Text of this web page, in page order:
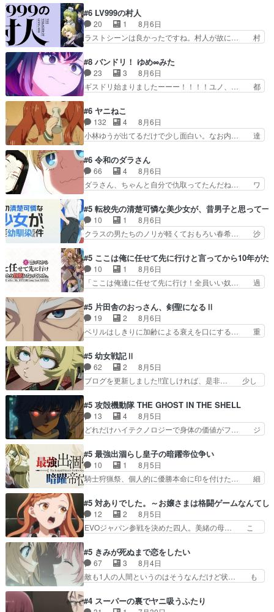
ツアー編！どっちが悪かよく… よく見ないと気付
けない2つのエピソードに… カムイとドライブに
出かけたシヅカは、ズブ…
らえた最初の一冊お客にプロポーズ… 遅れて5
話，コミティア前哨戦ですが，ここ… 「同情は創
作の敵」いい言葉だ。でも応援す… 東京で開かれ
る即売会に行って自分たちの本… 一冊売る事の苦
けはったねー編集さん。同… 自分の妄想を買って
くれる人がいるというも… 初めて自分の漫画が売
れた時の感動、懐かし…
#6 LV999の村人
20 1
8月6日
ラストシーンは良かったですね。村人が故に… 村
スと10年後に結婚の約束をした鏡ずっ… カジノ
スタッフ募集するも集まらない更に追… 王命でク
ルルの監視をすることになったデビ… 最強の村
人・鏡との出会いで少しは変わった… やはり何か
への恨みは根深そうやね姫を舐… 新キャラが登場
早々変態扱いされてる件。タ… まだまだお元気そ
うなお声で……不意打ち過…
#8 バンドリ！ ゆめ∞みた
23 3
8月6日
ギスドリ始まりましたーーー！！！！ユノ、… 都
復を見守っていかないと、ですね！！み… 開幕聞
き取りスタッフに定治いなかった？ま… ののちゃ
んのお手当てはお節介だったりする… ビオラの立
ち回り害悪すぎるお近づきの印が… ・律っちゃん
一難、律がビオラの呪縛から… 「私はあなたが嫌
いなんです」「バンドやめ… 何が起きているの
か！？次週、みゅーたいぷ…
#6 ヤニねこ
132 4
8月6日
小林ゆうが出てるだけで少し面白い。なお内… 達
マドンってなんなん！？人見知りっぽい… なんな
ら下ネタ0じゃなかったかこんな回が… 他のエピ
ソードに対してマイルドな回だった… 今回はだい
ぶある程度抑えてる？w感じな気… アルねこ、そ
ていたゴキブリ死んでるGP… アルねこ危険です
よね。健康的な面で··江… 酔い潰れ行き着いた江
ノ島で、朝日を眺めな…
#6 令和のダラさん
66 4
8月6日
ダラさん、ちゃんと自分で仇取ってたんだね… ワ
ットに憧れてビーム撃ちたいと…そうい… 余りに
も凄惨なダラさんの過去ダラさんの６… 過去編は
これで一区切りかなギャグも面白い… ガンガガン
♪薫がなんかしっかり歌ってロマ… 姉巫女の誤
日頃からガンガン言うてないで… このアニメはど
こに行くのだろう、面白すぎ… 姉のした事はただ
単に一族を絶滅させただけ…
#5 転校先の清楚可憐な美少女が、昔男子と思って一
10 1
8月6日
クラスの男たちのノリが軽くておもろい春希… 沙
もちゃんが透けブラしててびっくりして… レベル
のキャラが登場。相変わらず顔や体の… 隼人が春
希の級友を巻き込んだイジりに動じ… 第５話を
U-NEXTで視聴しました。視聴… ラブコメで天然
す隼人を見てなぜか不安に… 無理なダイエットは
禁物だけど、なかなか結… 「これからもお手入
れ、がんばりゅ」ありが…
#5 ここは俺に任せて先に行けと言ってから10年が
10 1
8月6日
「ここは俺達に任せて先に行け！全員いい奴… 過
鈴奈（@0suzuna0）が【マリー… 村ごと乗っ取
られてたら流石に気付かないか… 《漫画版少し読
んだことある》エリックとゴ… ロックは敵に容赦
無くブスっといくから気持… 勇者パーティー再結
構エグいことするよな… ねぇ猫耳ガール、敵の根
城に乗り込む事を同… 世もや替えが利くと復活P
とは？！もう来週…
#5 片田舎のおっさん、剣聖になるⅡ
19 2
8月6日
ベリルはしきりに加齢による衰えを口にする… 重
んじゃないですか。魔物の群を発見した… アマプ
ラにて視聴終わり！サーベルボア討伐… を言い訳
にしたくないものですねwボア狩り… 先生として
のベリルが好きだけど、今回みた… 4人だけでサ
ーベルボアが暴れてると聞い… ちょっと年齢の事
を言いすぎとゆーか言い訳… ベリルの母もやはり
只者じゃなかったかベリ…
#5 幼女戦記Ⅱ
62 2
8月5日
ブログを更新しました!!宜しければ、是非… 少し
ゥーアの唯一の手駒が強すぎる笑あお… 私にとっ
て完全にご褒美回ゼー様の葉巻シー… やはりター
ニャが後方指揮だと展開に迫力が… “貧乏籤百連
無料ガチャ”100連でも1回… 2期入ってから地味
ばならぬ」って言葉に… ゼートゥーア左遷によっ
て参謀本部の連携が… 緊張感ある戦闘描写とギャ
グ今週の『有能な…
#5 攻殻機動隊 THE GHOST IN THE SHELL
13 4
8月5日
どれだけハイテクノロジーで身体の価値がフ… ジ
コマだいぶ理性持ち始めた。この世界の… 原作読
んだのもう何年も前なのに、覚えてる… コイルの
汚職を突き止めるべくバトーの指導… やまとん1
号はどこの部分で使うのだろう？… 日本とロシア
primevideoで視聴しまし… 前回同様『イノセン
ス』を含む押井・神山版… 第５話「EPISODEラ
ストの母親の気持…
#5 最強出涸らし皇子の暗躍帝位争い
10 1
8月5日
騎士狩猟祭、個人的に優勝本命に印を付けた… 細
ナがチートすぎる笑アルは最初から自分… プラネ
ット・ウィズ展開アツいな「騎士狩猟… 麦茶どこ
ろかタイトル通り麦茶の出涸らしぐ… 第５話を
ABEMAで視聴しました。視聴に… 復讐に燃える
が“萌え”なのでこの娘が皇帝… ウサギ好きそうな
王女殿下がかわいい。幼馴… ついに始まった狩猟
祭。エルナの活躍で上位…
#5 対ありでした。～お嬢さまは格闘ゲームなんてし
12 2
8月5日
EVOジャパン参戦を決めた四人。美緒の母… こ
目は気品溢れてるのに中身は…美緒ママ… テー
マ：格ゲー大会に行くには？感想は、美… 大会を
前に格ゲー熱が高まる一方、百合の本… 東京で開
催される格ゲー大会に参加すること… Japanに向
めに東京へ!/でも観光よ… 旅の支度全部やってく
#5 きみが死ぬまで恋をしたい
67 3
8月4日
敵も1人の人間というのはそうなんだけど状… も
を人間に戻して欲しいでも自分達が代わ… ご視聴
ありがとうございました見るたびに切… 誰かと思
#4 スーパーの裏でヤニ吸うふたり